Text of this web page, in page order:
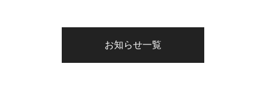
お知らせ一覧